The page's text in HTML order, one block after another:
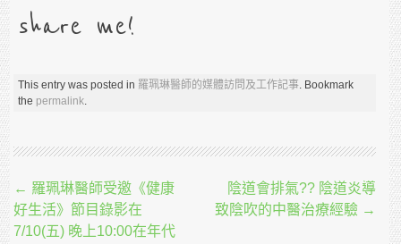
share me!
This entry was posted in 羅珮琳醫師的媒體訪問及工作記事. Bookmark
the permalink.
Post navigation
← 羅珮琳醫師受邀《健康
好生活》節目錄影在
7/10(五) 晚上10:00在年代
陰道會排氣?? 陰道炎導
致陰吹的中醫治療經驗 →